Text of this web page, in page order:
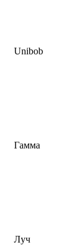
Unibob
Гамма
Луч